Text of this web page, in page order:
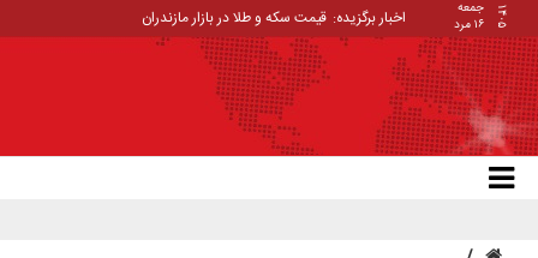
۱۴۰۵
جمعه
۱۶ مرد
اخبار برگزیده: قیمت سکه و طلا در بازار مازندران